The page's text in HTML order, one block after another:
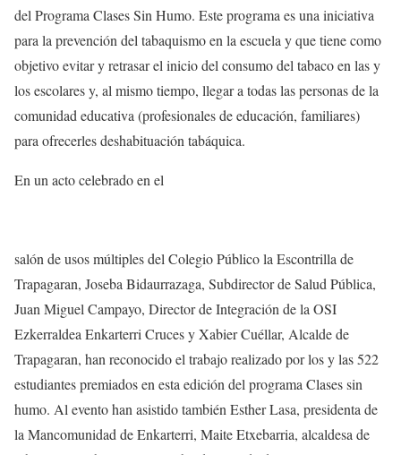
del Programa Clases Sin Humo. Este programa es una iniciativa
para la prevención del tabaquismo en la escuela y que tiene como
objetivo evitar y retrasar el inicio del consumo del tabaco en las y
los escolares y, al mismo tiempo, llegar a todas las personas de la
comunidad educativa (profesionales de educación, familiares)
para ofrecerles deshabituación tabáquica.
En un acto celebrado en el
salón de usos múltiples del Colegio Público la Escontrilla de
Trapagaran, Joseba Bidaurrazaga, Subdirector de Salud Pública,
Juan Miguel Campayo, Director de Integración de la OSI
Ezkerraldea Enkarterri Cruces y Xabier Cuéllar, Alcalde de
Trapagaran, han reconocido el trabajo realizado por los y las 522
estudiantes premiados en esta edición del programa Clases sin
humo. Al evento han asistido también Esther Lasa, presidenta de
la Mancomunidad de Enkarterri, Maite Etxebarria, alcaldesa de